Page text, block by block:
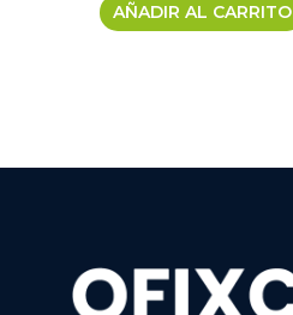
AÑADIR AL CARRITO